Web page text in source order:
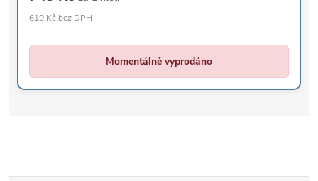
619 Kč bez DPH
Momentálně vyprodáno